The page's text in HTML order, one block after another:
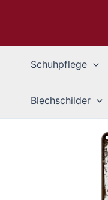
Schuhpflege
Blechschilder